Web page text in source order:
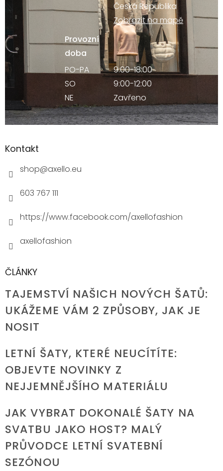
Česká Republika
Zobrazit na mapě
Provozní
doba
PO-PA
9:00-18:00
SO
9:00-12:00
NE
Zavřeno
Kontakt
shop@axello.eu
603 767 111
https://www.facebook.com/axellofashion
axellofashion
ČLÁNKY
TAJEMSTVÍ NAŠICH NOVÝCH ŠATŮ:
UKÁŽEME VÁM 2 ZPŮSOBY, JAK JE
NOSIT
LETNÍ ŠATY, KTERÉ NEUCÍTÍTE:
OBJEVTE NOVINKY Z
NEJJEMNĚJŠÍHO MATERIÁLU
JAK VYBRAT DOKONALÉ ŠATY NA
SVATBU JAKO HOST? MALÝ
PRŮVODCE LETNÍ SVATEBNÍ
SEZÓNOU